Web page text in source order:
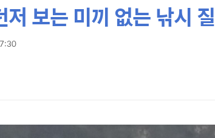
보는 미끼 없는 낚시 질